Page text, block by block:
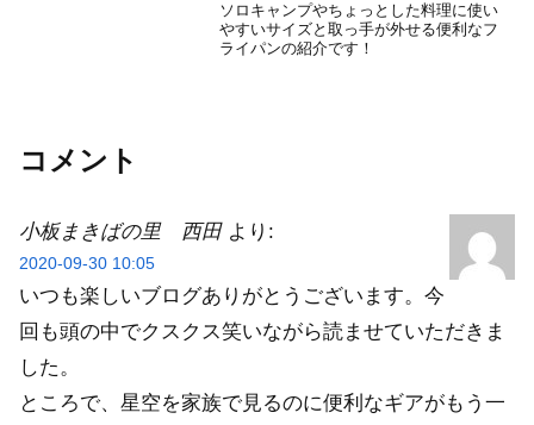
ソロキャンプやちょっとした料理に使い
やすいサイズと取っ手が外せる便利なフ
ライパンの紹介です！
コメント
小板まきばの里 西田 より:
2020-09-30 10:05
いつも楽しいブログありがとうございます。今
回も頭の中でクスクス笑いながら読ませていただきま
した。
ところで、星空を家族で見るのに便利なギアがもう一